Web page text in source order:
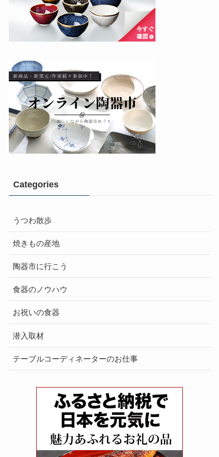
Categories
うつわ散歩
焼きもの産地
陶器市に行こう
食器のノウハウ
お祝いの食器
潜入取材
テーブルコーディネーターのお仕事